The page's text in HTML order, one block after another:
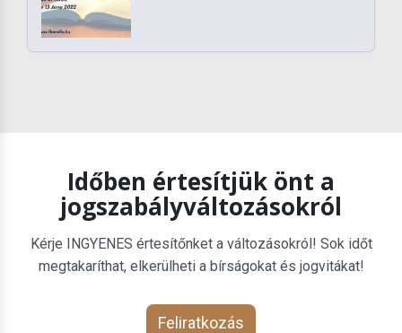
Időben értesítjük önt a
jogszabályváltozásokról
Kérje INGYENES értesítőnket a változásokról! Sok időt
megtakaríthat, elkerülheti a bírságokat és jogvitákat!
Feliratkozás